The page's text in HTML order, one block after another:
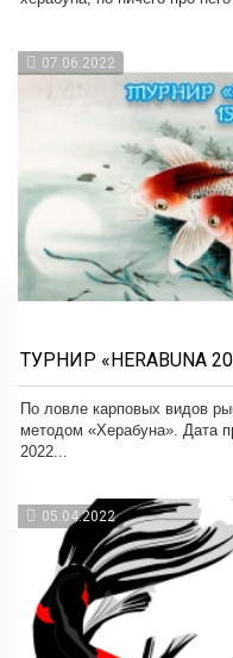
07.06.2022
ТУРНИР «HERABUNA
По ловле карповых видов
методом «Херабуна». Дата
2022...
05.04.2022